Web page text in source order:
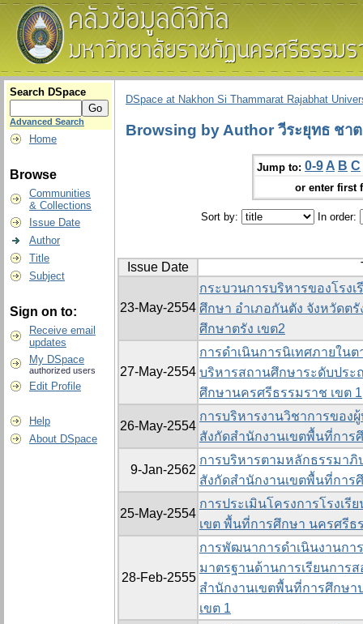
Search DSpace
Advanced Search
Home
Browse
Communities
& Collections
Issue Date
Author
Title
Subject
Sign on to:
Receive email
updates
My DSpace
authorized users
Edit Profile
Help
About DSpace
DSpace at Nakhon Si Thammarat Rajabhat
Browsing by Author วีระยุทธ ชา
Jump to: 0-9 A B C
or enter first
Sort by: In order:
Issue Date
23-May-2554
กระบวนการบริหารของโรง
ศึกษา อำเภอกันตัง จังหวัดต
ศึกษาตรัง เขต2
27-May-2554
การดำเนินการนิเทศภายใน
บริหารสถานศึกษาระดับปร
ศึกษานครศรีธรรมราช เขต 1
26-May-2554
การบริหารงานวิชาการขอ
สังกัดสำนักงานเขตพื้นที่การ
9-Jan-2562
การบริหารตามหลักธรรมา
สังกัดสำนักงานเขตพื้นที่การ
25-May-2554
การประเมินโครงการโรงเ
เขต พื้นที่การศึกษา นครศรีธ
28-Feb-2555
การพัฒนาการดำเนินงานก
มาตรฐานด้านการเรียนการ
สำนักงานเขตพื้นที่การศึกษ
เขต 1